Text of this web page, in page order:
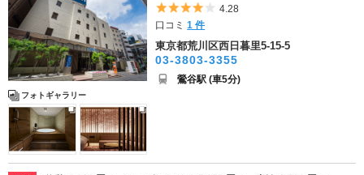
フォトギャラリー
5つ星のうち4
4.28
口コミ1 件
東京都荒川区西日暮里5-15-5
03-3803-3355
鶯谷駅 (車5分)